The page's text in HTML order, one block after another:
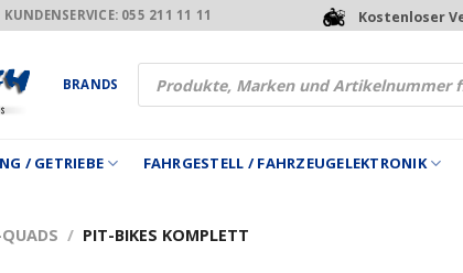
KUNDENSERVICE: 055 211 11 11 Kostenloser
BRANDS
Products
search
/ GETRIEBE FAHRGESTELL / FAHRZEUGELEKTRONIK
/ PIT-BIKES KOMPLETT